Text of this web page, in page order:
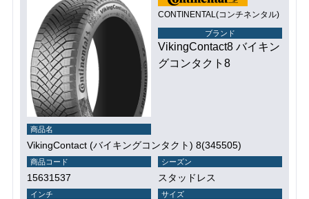
CONTINENTAL(コンチネンタル)
ブランド
VikingContact8 バイキン
グコンタクト8
商品名
VikingContact (バイキングコンタクト) 8(345505)
商品コード
15631537
シーズン
スタッドレス
インチ サイズ